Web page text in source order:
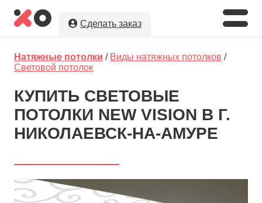
Сделать заказ
мы предложим Вамлучшую цену
натяжные потолки в г. Николаевск-
на-Амуре!
Оставляя заявку, Вы даете разрешение на
обработку и хранение Ваших персональных данных.
Вы сохраните полную анонимность до выбора
Натяжные потолки / Виды натяжных потолков /
Световой потолок
КУПИТЬ СВЕТОВЫЕ
ПОТОЛКИ NEW VISION В Г.
НИКОЛАЕВСК-НА-АМУРЕ